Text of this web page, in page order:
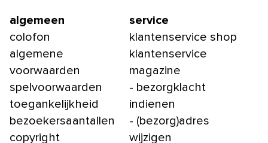
algemeen
colofon
algemene
voorwaarden
spelvoorwaarden
toegankelijkheid
bezoekersaantallen
copyright
service
klantenservice shop
klantenservice
magazine
- bezorgklacht
indienen
- (bezorg)adres
wijzigen